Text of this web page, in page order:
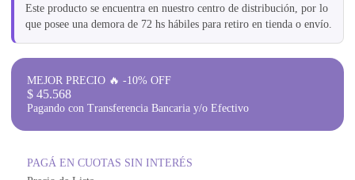
Este producto se encuentra en nuestro centro de distribución, por lo
que posee una demora de 72 hs hábiles para retiro en tienda o envío.
MEJOR PRECIO 🔥 -10% OFF
$ 45.568
Pagando con Transferencia Bancaria y/o Efectivo
PAGÁ EN CUOTAS SIN INTERÉS